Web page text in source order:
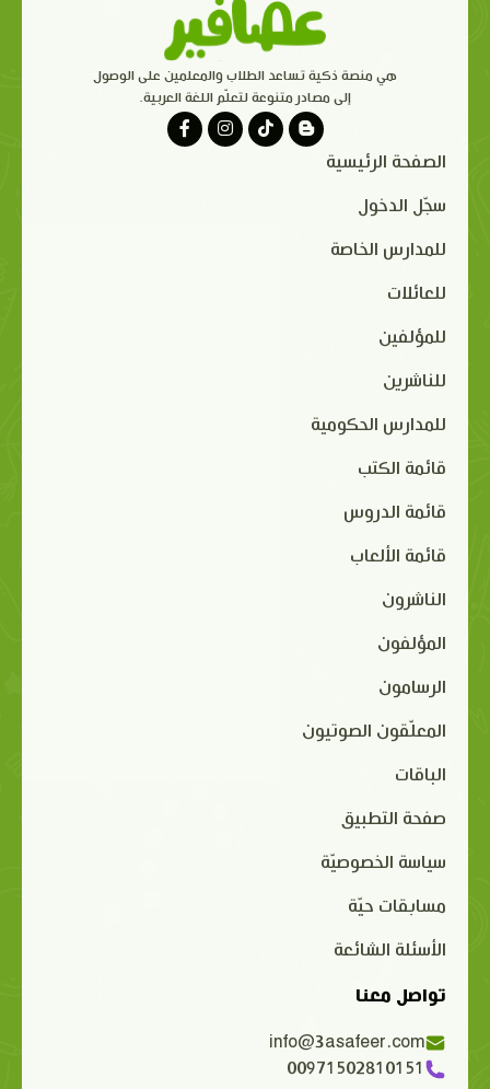
هي منصة ذكية تساعد الطلاب والمعلمين على الوصول
إلى مصادر متنوعة لتعلّم اللغة العربية.
الصفحة الرئيسية
سجّل الدخول
للمدارس الخاصة
للعائلات
للمؤلفين
للناشرين
للمدارس الحكومية
قائمة الكتب
قائمة الدروس
قائمة الألعاب
الناشرون
المؤلفون
الرسامون
المعلّقون الصوتيون
الباقات
صفحة التطبيق
سياسة الخصوصيّة
مسابقات حيّة
الأسئلة الشائعة
تواصل معنا
info@3asafeer.com
00971502810151